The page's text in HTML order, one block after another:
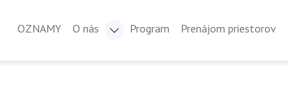
OZNAMY
O nás Program Prenájom priestorov